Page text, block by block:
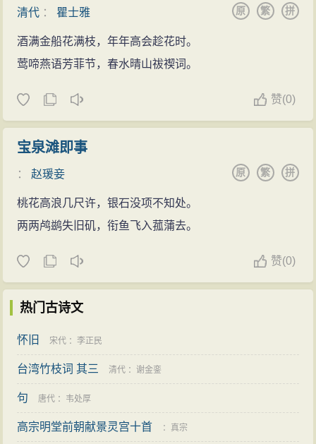
清代 ：瞿士雅 拼
繁
原
酒满金船花满枝，年年高会趁花时。
莺啼燕语芳菲节，春水晴山祓禊词。
赞(0)
宝泉滩即事
：赵瑗妾 拼
繁
原
桃花高浪几尺许，银石没项不知处。
两两鸬鹚失旧矶，衔鱼飞入菰蒲去。
赞(0)
热门古诗文
怀旧 宋代 ：李正民
台湾竹枝词 其三 清代 ：谢金銮
句 唐代 ： 韦处厚
高宗明堂前朝献景灵宫十首 ： 真宗